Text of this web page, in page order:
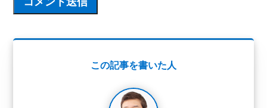
この記事を書いた人